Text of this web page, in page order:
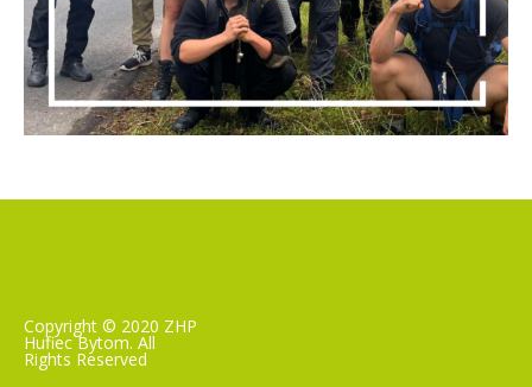
Copyright © 2020 ZHP
Hufiec Bytom. All
Rights Reserved